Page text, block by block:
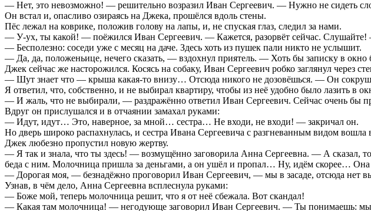
— Нет, это невозможно! — решительно возразил Иван Сергеевич. — Нужно не сидеть
Он встал и, опасливо озираясь на Джека, прошёлся вдоль стены.
Пёс лежал на коврике, положив голову на лапы, и, не спуская глаз, следил за нами.
— У-ух, ты какой! — поёжился Иван Сергеевич. — Кажется, разорвёт сейчас. Слушайте!
— Бесполезно: соседи уже с месяц на даче. Здесь хоть из пушек пали никто не услышит.
— Да, да, положеньице, нечего сказать, — вздохнул приятель. — Хоть бы записку в
Джек сейчас же насторожился. Косясь на собаку, Иван Сергеевич робко заглянул через
— Шут знает что — крыша какая-то внизу… Отсюда никого не дозовёшься. — Он
Я ответил, что, собственно, и не выбирал квартиру, чтобы из неё удобно было лазить в
— И жаль, что не выбирали, — раздражённо ответил Иван Сергеевич. Сейчас очень бы
Вдруг он прислушался и в отчаянии замахал руками:
— Идут, идут… Это, наверное, за мной… сестра… Не входи, не входи! — закричал он.
Но дверь широко распахнулась, и сестра Ивана Сергеевича с разгневанным видом вошла
Джек любезно пропустил новую жертву.
— Я так и знала, что ты здесь! — возмущённо заговорила Анна Сергеевна. — А сказал,
беда с ним. Молочница пришла за деньгами, а он ушёл и пропал… Ну, идём скорее…
— Дорогая моя, — безнадёжно проговорил Иван Сергеевич, — мы в засаде, отсюда нет
Узнав, в чём дело, Анна Сергеевна всплеснула руками:
— Боже мой, теперь молочница решит, что я от неё сбежала. Вот скандал!
— Какая там молочница! — негодующе заговорил Иван Сергеевич. — Ты понимаешь: